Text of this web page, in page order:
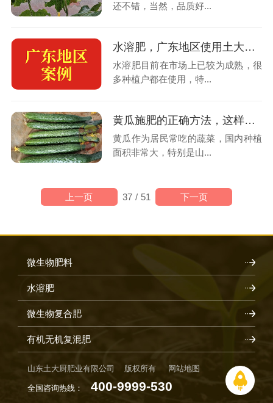
还不错，当然，品质好...
水溶肥，广东地区使用土大厨案例
水溶肥目前在市场上已较为成熟，很
多种植户都在使用，特...
黄瓜施肥的正确方法，这样做增产增收
黄瓜作为居民常吃的蔬菜，国内种植
面积非常大，特别是山...
37 / 51
上一页 下一页
微生物肥料
水溶肥
微生物复合肥
有机无机复混肥
山东土大厨肥业有限公司 版权所有 网站地图
全国咨询热线： 400-9999-530